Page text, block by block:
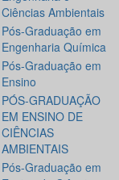
Ciências Ambientais
Pós-Graduação em
Engenharia Química
Pós-Graduação em
Ensino
PÓS-GRADUAÇÃO
EM ENSINO DE
CIÊNCIAS
AMBIENTAIS
Pós-Graduação em